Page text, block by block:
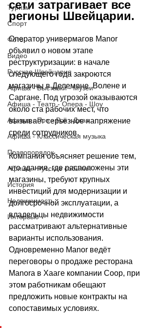
Туризм
Спорт
Фото
Видео
Русская Швейцария
Афиша - Выставки - Музеи
Афиша - Театр - Опера - Шоу
Афиша - Поп - Рок - Джаз
Афиша - Классическая музыка
Правопорядок
Афиша - Русские события
История
Недвижимость
Интервью
сети затрагивает все
регионы Швейцарии.
Оператор универмагов Manor
объявил о новом этапе
реструктуризации: в начале
следующего года закроются
магазины в Делемоне, Волене и
Саргане. Под угрозой оказываются
около ста рабочих мест, что
вызывает серьёзное напряжение
среди сотрудников.
Компания объясняет решение тем,
что здания, где расположены эти
магазины, требуют крупных
инвестиций для модернизации и
долгосрочной эксплуатации, а
владельцы недвижимости
рассматривают альтернативные
варианты использования.
Одновременно Manor ведёт
переговоры о продаже ресторана
Manora в Хааге компании Coop, при
этом работникам обещают
предложить новые контракты на
сопоставимых условиях.